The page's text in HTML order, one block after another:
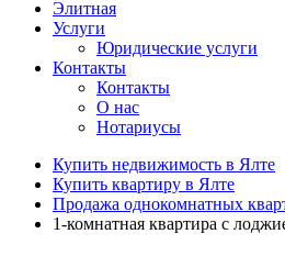
Элитная
Услуги
Юридические услуги
Контакты
Контакты
О нас
Нотариусы
Купить недвижимость в Ялте
Купить квартиру в Ялте
Продажа однокомнатных
1-комнатная квартира с